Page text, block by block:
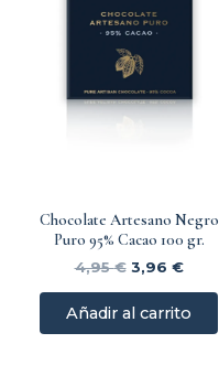
Chocolate Artesano Negro
Puro 95% Cacao 100 gr.
4,95€ 3,96 €
Añadir al carrito